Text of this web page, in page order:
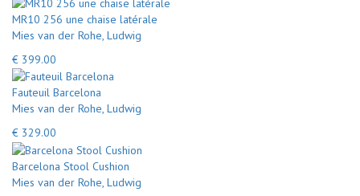
MR10 256 une chaise latérale
Mies van der Rohe, Ludwig
€ 399.00
Fauteuil Barcelona
Mies van der Rohe, Ludwig
€ 329.00
Barcelona Stool Cushion
Mies van der Rohe, Ludwig